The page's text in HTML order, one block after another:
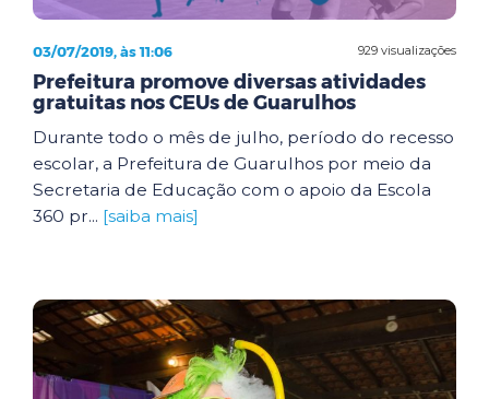
929 visualizações
03/07/2019, às 11:06
Prefeitura promove diversas atividades
gratuitas nos CEUs de Guarulhos
Durante todo o mês de julho, período do recesso
escolar, a Prefeitura de Guarulhos por meio da
Secretaria de Educação com o apoio da Escola
360 pr... [saiba mais]